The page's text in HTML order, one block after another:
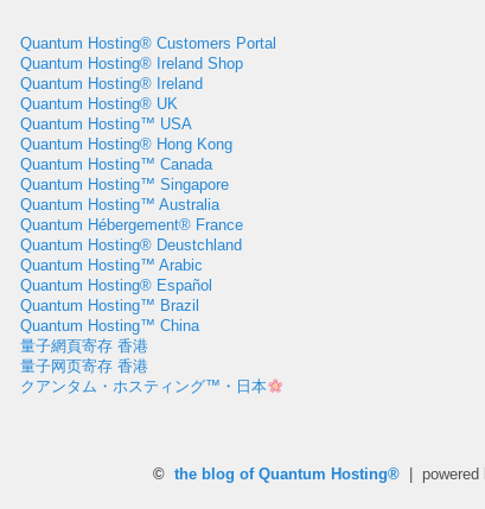
Quantum Hosting® Customers Portal
Quantum Hosting® Ireland Shop
Quantum Hosting® Ireland
Quantum Hosting® UK
Quantum Hosting™ USA
Quantum Hosting® Hong Kong
Quantum Hosting™ Canada
Quantum Hosting™ Singapore
Quantum Hosting™ Australia
Quantum Hébergement® France
Quantum Hosting® Deustchland
Quantum Hosting™ Arabic
Quantum Hosting® Español
Quantum Hosting™ Brazil
Quantum Hosting™ China
量子網頁寄存 香港
量子网页寄存 香港
クアンタム・ホスティング™・日本
© the blog of Quantum Hosting®| powered